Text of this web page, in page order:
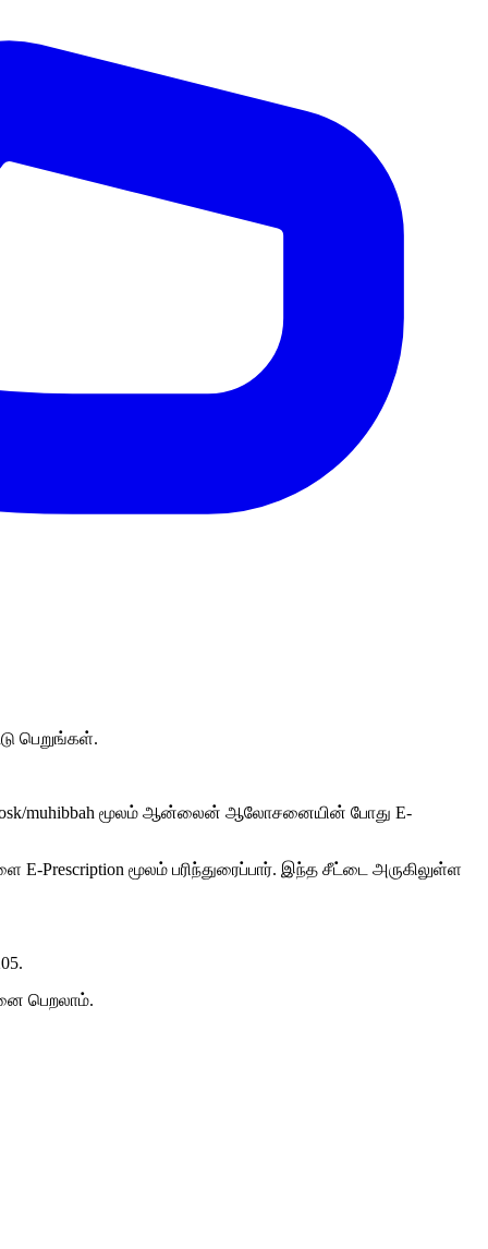
பெறுங்கள்.
kiosk/muhibbah மூலம் ஆன்லைன் ஆலோசனையின் போது E-
Prescription மூலம் பரிந்துரைப்பார். இந்த சீட்டை அருகிலுள்ள
பெறலாம்.